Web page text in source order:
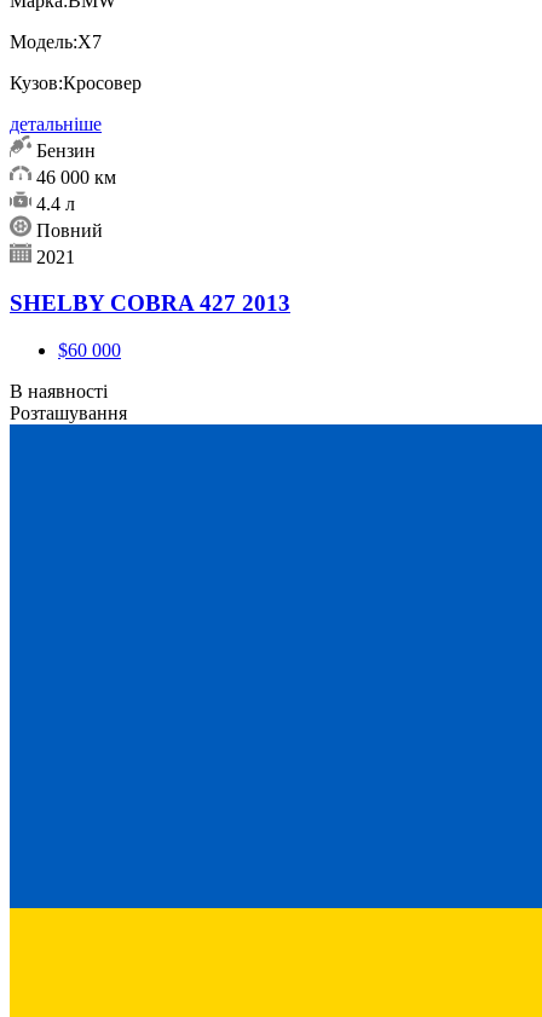
Модель:X7
Кузов:Кросовер
детальніше
Бензин
46 000 км
4.4 л
Повний
2021
SHELBY COBRA 427 2013
$60 000
В наявності
Розташування